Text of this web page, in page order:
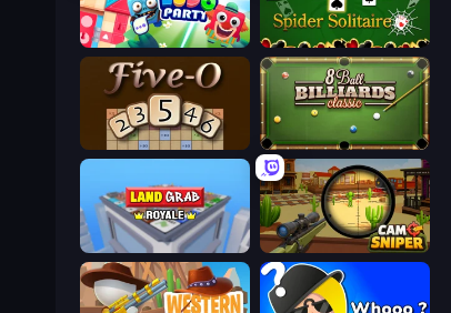
Ludo Party Spider Solitaire
Five-O 8 Ball Billiards Classic
Landgrab Royale Camo Sniper